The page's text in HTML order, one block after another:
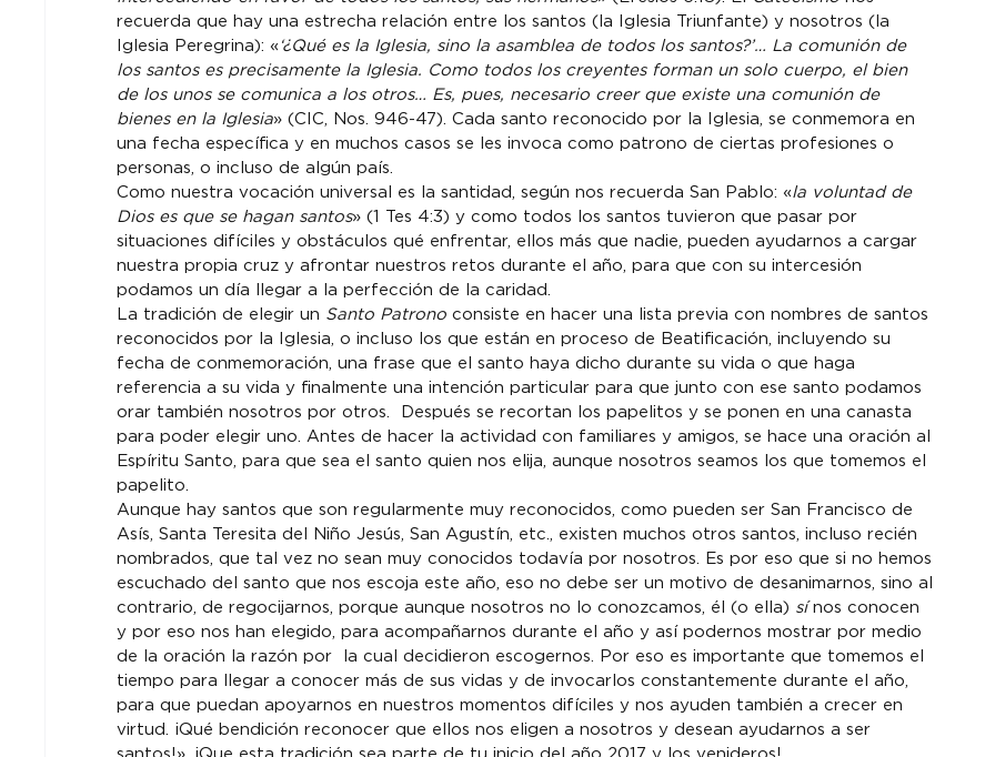
recuerda que hay una estrecha relación entre los santos (la Iglesia Triunfante) y nosotros (la
Iglesia Peregrina): «‘¿Qué es la Iglesia, sino la asamblea de todos los santos?’… La comunión de
los santos es precisamente la Iglesia. Como todos los creyentes forman un solo cuerpo, el bien
de los unos se comunica a los otros… Es, pues, necesario creer que existe una comunión de
bienes en la Iglesia» (CIC, Nos. 946-47). Cada santo reconocido por la Iglesia, se conmemora en
una fecha específica y en muchos casos se les invoca como patrono de ciertas profesiones o
personas, o incluso de algún país.
Como nuestra vocación universal es la santidad, según nos recuerda San Pablo: «la voluntad de
Dios es que se hagan santos» (1 Tes 4:3) y como todos los santos tuvieron que pasar por
situaciones difíciles y obstáculos qué enfrentar, ellos más que nadie, pueden ayudarnos a cargar
nuestra propia cruz y afrontar nuestros retos durante el año, para que con su intercesión
podamos un día llegar a la perfección de la caridad.
La tradición de elegir un Santo Patrono consiste en hacer una lista previa con nombres de santos
reconocidos por la Iglesia, o incluso los que están en proceso de Beatificación, incluyendo su
fecha de conmemoración, una frase que el santo haya dicho durante su vida o que haga
referencia a su vida y finalmente una intención particular para que junto con ese santo podamos
orar también nosotros por otros.  Después se recortan los papelitos y se ponen en una canasta
para poder elegir uno. Antes de hacer la actividad con familiares y amigos, se hace una oración al
Espíritu Santo, para que sea el santo quien nos elija, aunque nosotros seamos los que tomemos el
papelito.
Aunque hay santos que son regularmente muy reconocidos, como pueden ser San Francisco de
Asís, Santa Teresita del Niño Jesús, San Agustín, etc., existen muchos otros santos, incluso recién
nombrados, que tal vez no sean muy conocidos todavía por nosotros. Es por eso que si no hemos
escuchado del santo que nos escoja este año, eso no debe ser un motivo de desanimarnos, sino al
contrario, de regocijarnos, porque aunque nosotros no lo conozcamos, él (o ella) sí nos conocen
y por eso nos han elegido, para acompañarnos durante el año y así podernos mostrar por medio
de la oración la razón por  la cual decidieron escogernos. Por eso es importante que tomemos el
tiempo para llegar a conocer más de sus vidas y de invocarlos constantemente durante el año,
para que puedan apoyarnos en nuestros momentos difíciles y nos ayuden también a crecer en
virtud. ¡Qué bendición reconocer que ellos nos eligen a nosotros y desean ayudarnos a ser